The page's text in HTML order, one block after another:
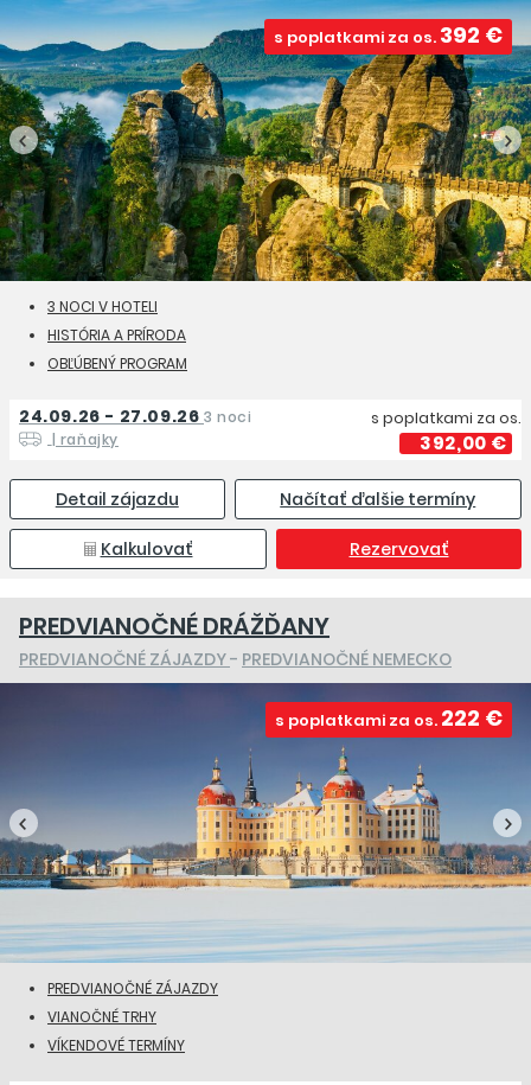
s poplatkami za os. 392 €
3 NOCI V HOTELI
HISTÓRIA A PRÍRODA
OBĽÚBENÝ PROGRAM
24.09.26 - 27.09.26 3 noci
| raňajky
s poplatkami za os.
392,00 €
Detail zájazdu Načítať ďalšie termíny
Kalkulovať Rezervovať
PREDVIANOČNÉ DRÁŽĎANY
PREDVIANOČNÉ ZÁJAZDY- PREDVIANOČNÉ NEMECKO
s poplatkami za os. 222 €
PREDVIANOČNÉ ZÁJAZDY
VIANOČNÉ TRHY
VÍKENDOVÉ TERMÍNY